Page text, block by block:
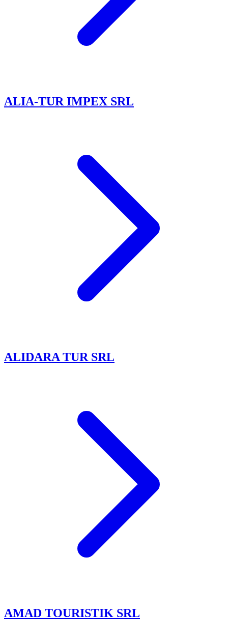
ALIA-TUR IMPEX SRL
ALIDARA TUR SRL
AMAD TOURISTIK SRL